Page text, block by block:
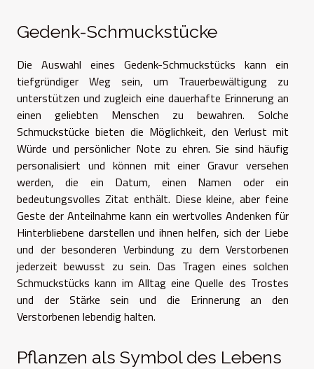
Gedenk-Schmuckstücke
Die Auswahl eines Gedenk-Schmuckstücks kann ein
tiefgründiger Weg sein, um Trauerbewältigung zu
unterstützen und zugleich eine dauerhafte Erinnerung an
einen geliebten Menschen zu bewahren. Solche
Schmuckstücke bieten die Möglichkeit, den Verlust mit
Würde und persönlicher Note zu ehren. Sie sind häufig
personalisiert und können mit einer Gravur versehen
werden, die ein Datum, einen Namen oder ein
bedeutungsvolles Zitat enthält. Diese kleine, aber feine
Geste der Anteilnahme kann ein wertvolles Andenken für
Hinterbliebene darstellen und ihnen helfen, sich der Liebe
und der besonderen Verbindung zu dem Verstorbenen
jederzeit bewusst zu sein. Das Tragen eines solchen
Schmuckstücks kann im Alltag eine Quelle des Trostes
und der Stärke sein und die Erinnerung an den
Verstorbenen lebendig halten.
Pflanzen als Symbol des Lebens